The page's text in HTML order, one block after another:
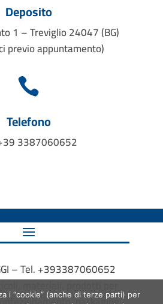
Deposito
1 – Treviglio 24047 (BG)
previo appuntamento)

Telefono
3387060652
– Tel. +393387060652
materiali, prodotti per
i “cookie” (anche di terze parti) per